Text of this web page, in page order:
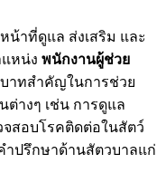
น้าที่ดูแล ส่งเสริม และ
หน่ง พนักงานผู้ช่วย
าทสำคัญในการช่วย
ต่างๆ เช่น การดูแล
สอบโรคติดต่อในสัตว์
ำปรึกษาด้านสัตวบาลแก่